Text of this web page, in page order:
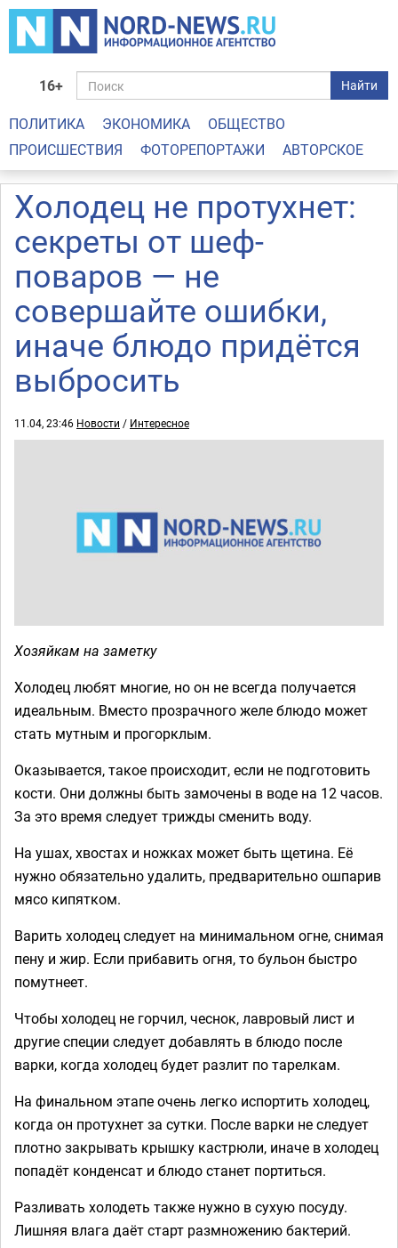
16+ Найти
ПОЛИТИКА ЭКОНОМИКА
ОБЩЕСТВО
ПРОИСШЕСТВИЯ
ФОТОРЕПОРТАЖИ АВТОРСКОЕ
Холодец не протухнет:
секреты от шеф-
поваров — не
совершайте ошибки,
иначе блюдо придётся
выбросить
11.04, 23:46 Новости / Интересное
Хозяйкам на заметку
Холодец любят многие, но он не всегда получается
идеальным. Вместо прозрачного желе блюдо может
стать мутным и прогорклым.
Оказывается, такое происходит, если не подготовить
кости. Они должны быть замочены в воде на 12 часов.
За это время следует трижды сменить воду.
На ушах, хвостах и ножках может быть щетина. Её
нужно обязательно удалить, предварительно ошпарив
мясо кипятком.
Варить холодец следует на минимальном огне, снимая
пену и жир. Если прибавить огня, то бульон быстро
помутнеет.
Чтобы холодец не горчил, чеснок, лавровый лист и
другие специи следует добавлять в блюдо после
варки, когда холодец будет разлит по тарелкам.
На финальном этапе очень легко испортить холодец,
когда он протухнет за сутки. После варки не следует
плотно закрывать крышку кастрюли, иначе в холодец
попадёт конденсат и блюдо станет портиться.
Разливать холодеть также нужно в сухую посуду.
Лишняя влага даёт старт размножению бактерий.